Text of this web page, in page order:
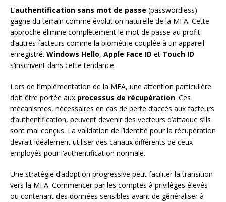
L’authentification sans mot de passe (passwordless)
gagne du terrain comme évolution naturelle de la MFA. Cette
approche élimine complètement le mot de passe au profit
d’autres facteurs comme la biométrie couplée à un appareil
enregistré. Windows Hello, Apple Face ID et Touch ID
s’inscrivent dans cette tendance.
Lors de l’implémentation de la MFA, une attention particulière
doit être portée aux processus de récupération. Ces
mécanismes, nécessaires en cas de perte d’accès aux facteurs
d’authentification, peuvent devenir des vecteurs d’attaque s’ils
sont mal conçus. La validation de l’identité pour la récupération
devrait idéalement utiliser des canaux différents de ceux
employés pour l’authentification normale.
Une stratégie d’adoption progressive peut faciliter la transition
vers la MFA. Commencer par les comptes à privilèges élevés
ou contenant des données sensibles avant de généraliser à